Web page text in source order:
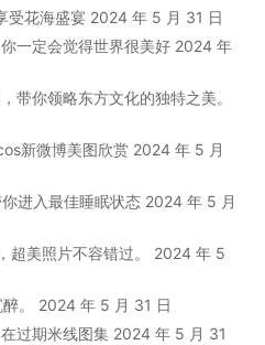
受花海盛宴 2024 年 5 月 31 日
一定会觉得世界很美好 2024 年
带你领略东方文化的独特之美。
新微博美图欣赏 2024 年 5 月
进入最佳睡眠状态 2024 年 5 月
超美照片不容错过。
2024 年 5
。
2024 年 5 月 31 日
过期米线图集 2024 年 5 月 31